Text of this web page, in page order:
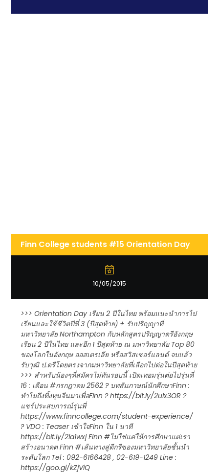
Finn College students #15 Orientation Day
10/05/2015
>>> Orientation Day เรียน 2 ปีในไทย พร้อมแนะนำการไป
เรียนและใช้ชีวิตปีที่ 3 (ปีสุดท้าย) + รับปริญญาที่
มหาวิทยาลัย Northampton กับหลักสูตรปริญญาตรีอังกฤษ
เรียน 2 ปีในไทย และอีก 1 ปีสุดท้าย ณ มหาวิทยาลัย Top 80
ของโลกในอังกฤษ ออสเตรเลีย หรือสวิสเซอร์แลนด์ จบแล้ว
รับวุฒิ ป.ตรีโดยตรงจากมหาวิทยาลัยที่เลือกไปต่อในปีสุดท้าย
>>> สำหรับน้องๆที่สมัครไม่ทันรอบนี้ เปิดเทอมรุ่นต่อไปรุ่นที่
16 : เดือน #กรกฎาคม 2562 ? บทสัมภาษณ์นักศึกษาFinn :
ทำไมถึงทิ้งทุนจีนมาเพื่อFinn ? https://bit.ly/2uIx3OR ?
แชร์ประสบการณ์รุ่นพี่
https://www.finncollege.com/student-experience/
? VDO : Teaser เข้าใจFinn ใน 1 นาที
https://bit.ly/2Ia1wxj Finn #ไม่ใช่แค่ให้การศึกษาแต่เรา
สร้างอนาคต Finn #เส้นทางสู่ดีกรีของมหาวิทยาลัยชั้นนำ
ระดับโลก Tel : 092-6166428 , 02-619-1249 Line :
https://goo.gl/kZjViQ